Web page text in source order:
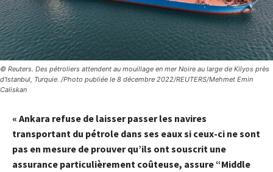
© Reuters. Des pétroliers attendent au mouillage en mer Noire au large de Kilyos près
d'Istanbul, Turquie. /Photo publiée le 8 décembre 2022/REUTERS/Mehmet Emin
Caliskan
« Ankara refuse de laisser passer les navires
transportant du pétrole dans ses eaux si ceux-ci ne sont
pas en mesure de prouver qu’ils ont souscrit une
assurance particulièrement coûteuse, assure “Middle